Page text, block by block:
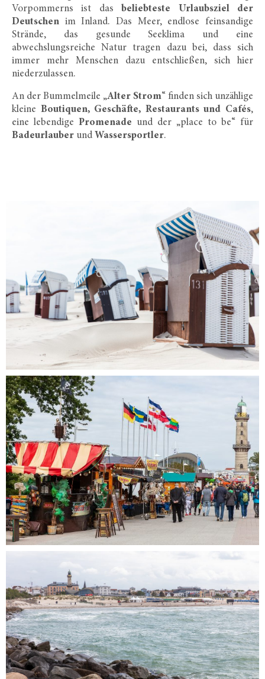
Vorpommerns ist dasbeliebteste Urlaubsziel der
Deutschen im Inland. Das Meer, endlose feinsandige
Strände, das gesunde Seeklima und eine
abwechslungsreiche Natur tragen dazu bei, dass sich
immer mehr Menschen dazu entschließen, sich hier
niederzulassen.
An der Bummelmeile „Alter Strom“ finden sich unzählige
kleine Boutiquen, Geschäfte, Restaurants und Cafés,
eine lebendige Promenade und der „place to be“ für
Badeurlauber undWassersportler.